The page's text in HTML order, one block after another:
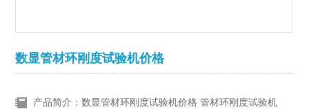
数显管材环刚度试验机价格
产品简介：数显管材环刚度试验机价格 管材环刚度试验机